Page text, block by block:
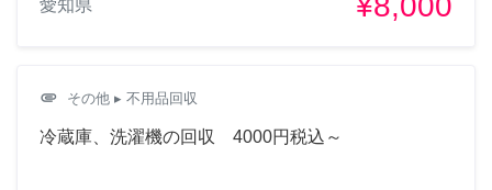
愛知県
attachment その他 ▸ 不用品回収
冷蔵庫、洗濯機の回収 4000円税込～